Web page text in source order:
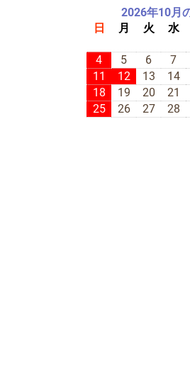
2026年10月
日
月 火 水
4
5 6 7
11
12 13 14
18
19 20 21
25
26 27 28